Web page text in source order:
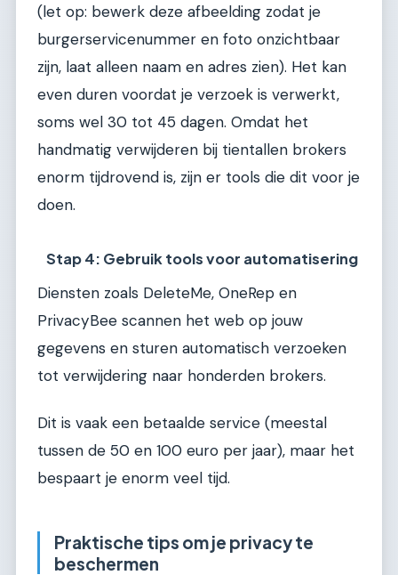
(let op: bewerk deze afbeelding zodat je
burgerservicenummer en foto onzichtbaar
zijn, laat alleen naam en adres zien). Het kan
even duren voordat je verzoek is verwerkt,
soms wel 30 tot 45 dagen. Omdat het
handmatig verwijderen bij tientallen brokers
enorm tijdrovend is, zijn er tools die dit voor je
doen.
Stap 4: Gebruik tools voor automatisering
Diensten zoals DeleteMe, OneRep en
PrivacyBee scannen het web op jouw
gegevens en sturen automatisch verzoeken
tot verwijdering naar honderden brokers.
Dit is vaak een betaalde service (meestal
tussen de 50 en 100 euro per jaar), maar het
bespaart je enorm veel tijd.
Praktische tips om je privacy te
beschermen